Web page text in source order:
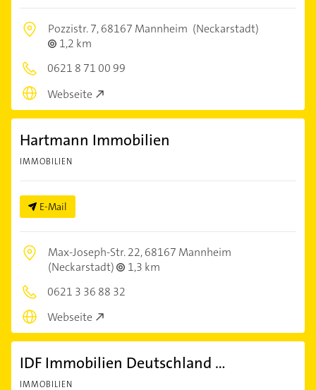
Pozzistr. 7,68167 Mannheim (Neckarstadt)
1,2 km
0621 8 71 00 99
Webseite
Hartmann Immobilien
IMMOBILIEN
E-Mail
Max-Joseph-Str. 22,68167 Mannheim
(Neckarstadt)
1,3 km
0621 3 36 88 32
Webseite
IDF Immobilien Deutschland ...
IMMOBILIEN